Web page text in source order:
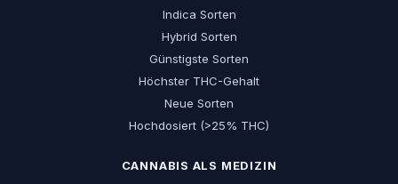
Indica Sorten
Hybrid Sorten
Günstigste Sorten
Höchster THC-Gehalt
Neue Sorten
Hochdosiert (>25% THC)
CANNABIS ALS MEDIZIN